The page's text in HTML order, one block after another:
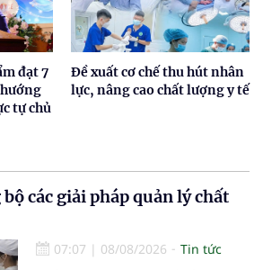
đạt 7
tự chủ
Đề xuất cơ chế thu hút nhân
lực, nâng cao chất lượng y tế
các giải pháp quản lý chất
07:07 | 08/08/2026
Tin tức